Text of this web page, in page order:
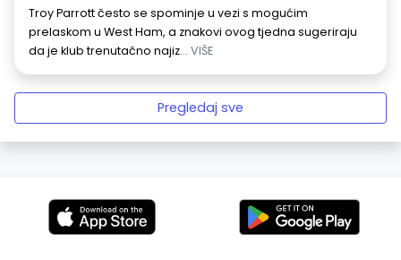
Troy Parrott često se spominje u vezi s mogućim
prelaskom u West Ham, a znakovi ovog tjedna sugeriraju
da je klub trenutačno najiz... VIŠE
Pregledaj sve